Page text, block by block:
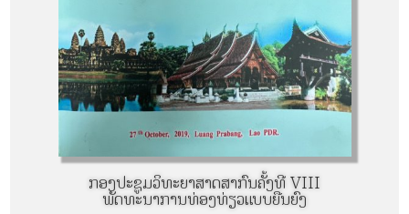
ກອງປະຊູມວິທະຍາສາດສາກົນຄັ້ງທີ VIII
ພັດທະນາການທ່ອງທ່ຽວແບບຍືນຍົງ